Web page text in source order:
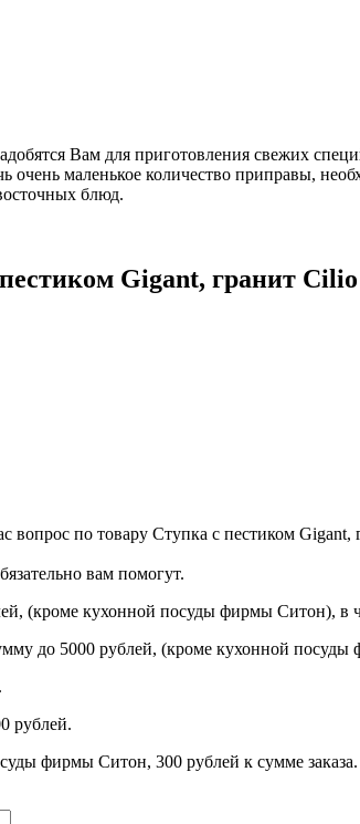
Вам для приготовления свежих
очень маленькое количество приправы,
блюд.
Gigant, гранит Cilio
по товару Ступка с пестиком Gigant,
вам помогут.
(кроме кухонной посуды фирмы Ситон), в
до 5000 рублей, (кроме кухонной посуды
рублей.
фирмы Ситон, 300 рублей к сумме заказа.